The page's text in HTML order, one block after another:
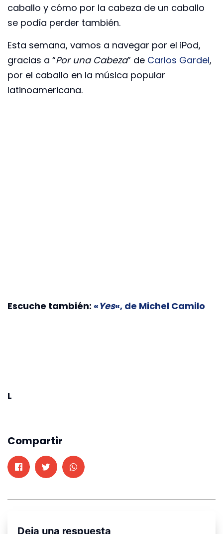
caballo y cómo por la cabeza de un caballo
se podía perder también.
Esta semana, vamos a navegar por el iPod,
gracias a “Por una Cabeza” de Carlos Gardel,
por el caballo en la música popular
latinoamericana.
Escuche también: «Yes«, de Michel Camilo
L
Compartir
Deja una respuesta